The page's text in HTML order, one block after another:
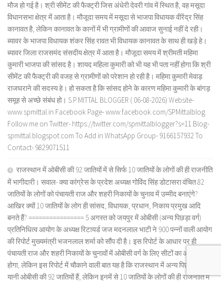
मौज हो गई है। श्री सीमेंट की फैक्ट्री जिस अंधेरी देवरी गांव में स्थित है, वह मसूदा
विधानसभा क्षेत्र में आता है। मौजूदा समय में मसूदा से भाजपा विधायक वीरेंद्र सिंह
कानावत है, लेकिन कानावत के कानों में भी ग्रामीणों की आवाज सुनाई नहीं दे रही।
ब्यावर के भाजपा विधायक शंकर सिंह रावत भी विधायक कानावत के साथ ही खड़े हे।
ब्यावर जिला राजसमंद संसदीय क्षेत्र में आता है। मौजूदा समय में श्रीमती महिमा
कुमारी भाजपा की सांसद है। शायद महिला कुमारी को भी यह भी पता नहीं होगा कि श्री
सीमेंट की फैक्ट्री की वजह से ग्रामीणों को परेशान हो रही है। महिमा कुमारी मेवाड़
राजघराने की सदस्य हे। हो सकता है कि सांसद होने के कारण महिमा कुमारी के बांगड़
समूह से अच्छे संबंध हो। S.P.MITTAL BLOGGER ( 06-08-2026) Website-
www.spmittal.in Facebook Page- www.facebook.com/SPMittalblog
Follow me on Twitter- https://twitter.com/spmittalblogger?s=11 Blog-
spmittal.blogspot.com To Add in WhatsApp Group- 9166157932 To
Contact- 9829071511
राजस्थान में ओबीसी की 92 जातियों में से सिर्फ 10 जातियों के लोगों की ही राजनीति
में भागीदारी। सवाल- क्या कांग्रेस के प्रदेश अध्यक्ष गोविंद सिंह डोटासरा वंचित 82
जातियों के लोगों को पंचायती राज और शहरी निकायों के चुनाव में उम्मीद बनाएंगे?
आखिर क्यों 10 जातियों के लोग ही सांसद, विधायक, प्रधान, निकाय प्रमुख आदि
बनते हैं? ================ 5 अगस्त को जयपुर में ओबीसी (अन्य पिछड़ा वर्ग)
प्रतिनिधित्व आयोग के अध्यक्ष रिटायर्ड जज मदनलाल भाटी ने 900 पन्नों वाली आयोग
की रिपोर्ट मुख्यमंत्री भजनलाल शर्मा को सौंप दी है। इस रिपोर्ट के आधार पर ही
पंचायती राज और शहरी निकायों के चुनावों में ओबीसी वर्ग के लिए सीटों का आरक्षण
होगा, लेकिन इस रिपोर्ट में चौकाने वाली बात यह है कि राजस्थान में अन्य पिछड़ा वर्ग
यानी ओबीसी की 92 जातियों हैं, लेकिन इनमें से 10 जातियों के लोगों की ही राजनीति में